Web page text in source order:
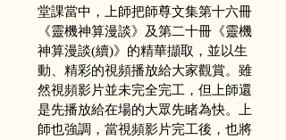
堂課當中，上師把師尊文集第十六冊
《靈機神算漫談》及第二十冊《靈機
神算漫談(續)》的精華擷取，並以生
動、精彩的視頻播放給大家觀賞。雖
然視頻影片並未完全完工，但上師還
是先播放給在場的大眾先睹為快。上
師也強調，當視頻影片完工後，也將